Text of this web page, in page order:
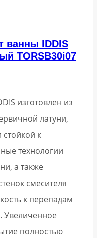
ванны IDDIS
TORSB30i07
изготовлен из
латуни,
к
технологии
а также
смесителя
к перепадам
Увеличенное
полностью